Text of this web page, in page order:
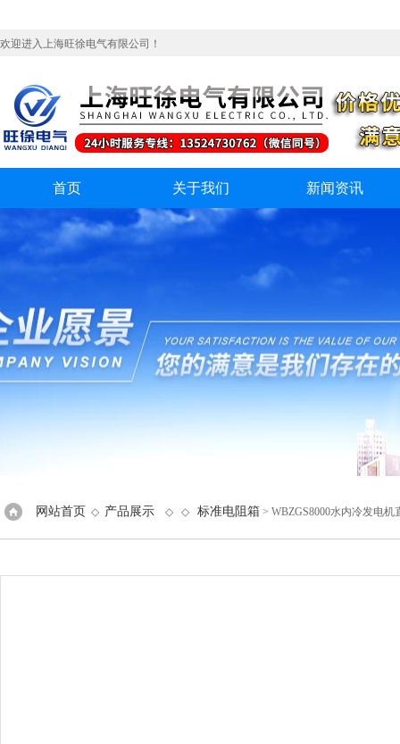
欢迎进入上海旺徐电气有限公司！
首页 关于我们 新闻资讯
网站首页 ◇ 产品展示 ◇ ◇ 标准电阻箱 > WBZGS8000水内冷发电机